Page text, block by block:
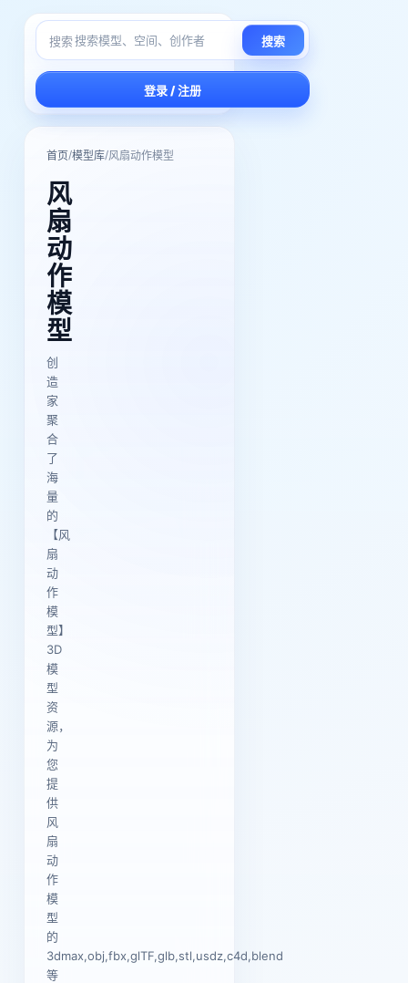
搜索 搜索
登录 / 注册
首页/模型库/风扇动作模型
风
扇
动
作
模
型
创
造
家
聚
合
了
海
量
的
【风
扇
动
作
模
型】
3D
模
型
资
源，
为
您
提
供
风
扇
动
作
模
型
的
3dmax,obj,fbx,glTF,glb,stl,usdz,c4d,blend
等